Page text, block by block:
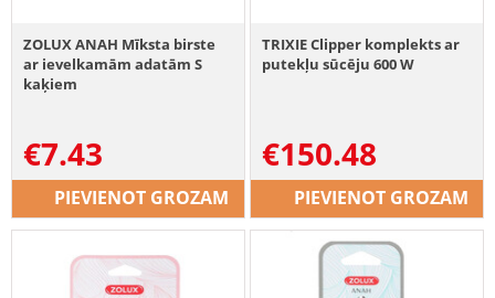
ZOLUX ANAH Mīksta birste
ar ievelkamām adatām S
kaķiem
€7.43
PIEVIENOT GROZAM
TRIXIE Clipper komplekts ar
putekļu sūcēju 600 W
€150.48
PIEVIENOT GROZAM